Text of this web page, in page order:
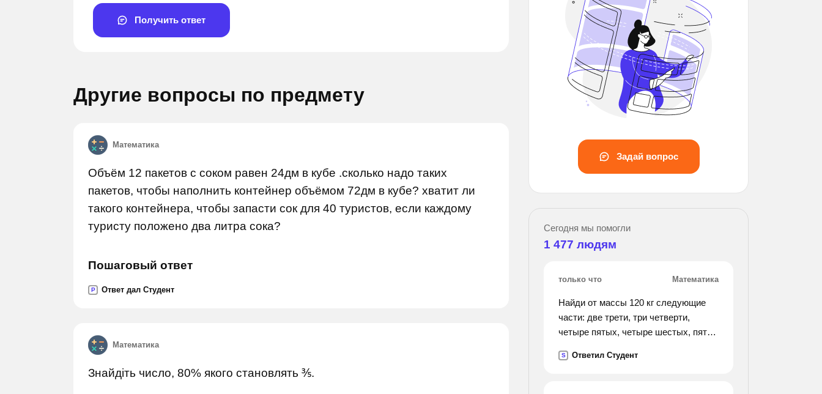
Получить ответ
Другие вопросы по предмету
Математика
Объём 12 пакетов с соком равен 24дм в кубе .сколько надо таких
пакетов, чтобы наполнить контейнер объёмом 72дм в кубе? хватит ли
такого контейнера, чтобы запасти сок для 40 туристов, если каждому
туристу положено два литра сока?
Пошаговый ответ
P Ответ дал Студент
Математика
Знайдіть число, 80% якого становлять ⅗.
Задай вопрос Задай вопрос
Сегодня мы помогли
1 477 людям
только что Математика
Найди от массы 120 кг следующие
части: две трети, три четверти,
четыре пятых, четыре шестых, пять
результатов одинаковые? как это
S Ответил Студент